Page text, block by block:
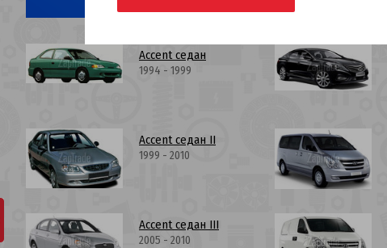
Accent седан
1994 - 1999
Accent седан II
1999 - 2010
Accent седан III
2005 - 2010